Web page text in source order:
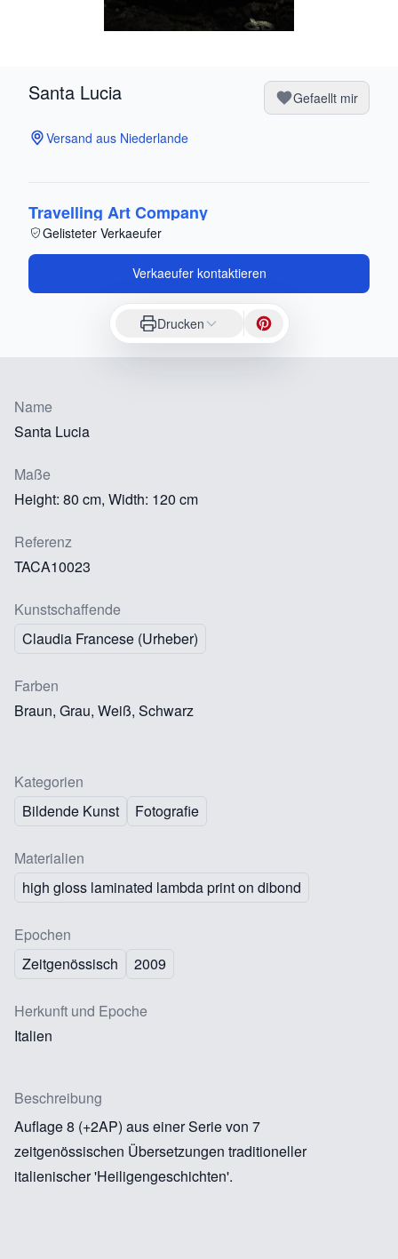
Santa Lucia Gefaellt mir
Versand aus Niederlande
Travelling Art Company
Gelisteter Verkaeufer
Verkaeufer kontaktieren
Drucken
Name
Santa Lucia
Maße
Height: 80 cm, Width: 120 cm
Referenz
TACA10023
Kunstschaffende
Claudia Francese (Urheber)
Farben
Braun, Grau, Weiß, Schwarz
Kategorien
Bildende Kunst
Fotografie
Materialien
high gloss laminated lambda print on dibond
Epochen
Zeitgenössisch
2009
Herkunft und Epoche
Italien
Beschreibung
Auflage 8 (+2AP) aus einer Serie von 7
zeitgenössischen Übersetzungen traditioneller
italienischer 'Heiligengeschichten'.